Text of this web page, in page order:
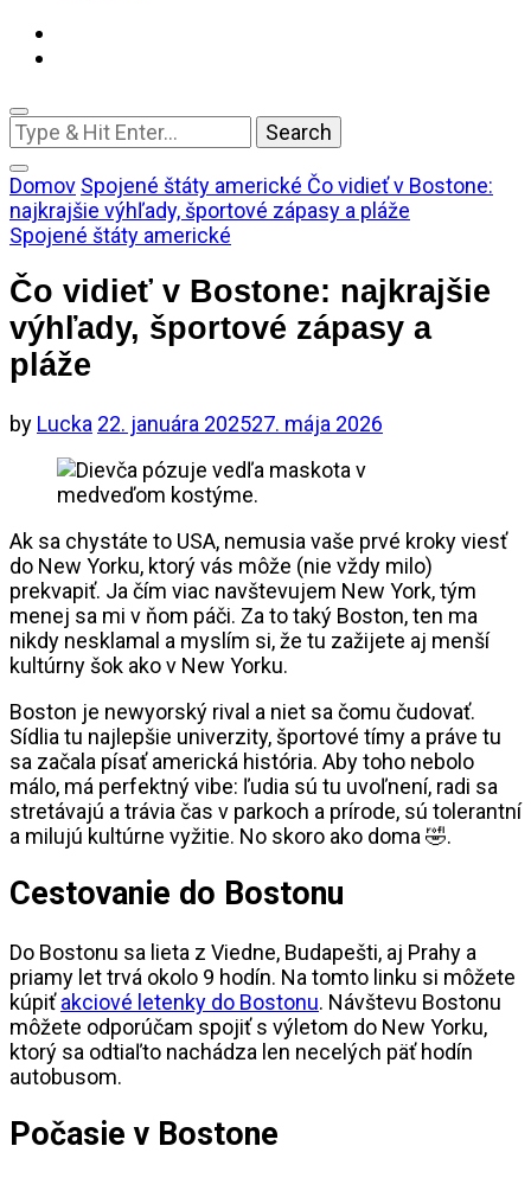
Looking
for
Something?
Domov Spojené štáty americké Čo vidieť v Bostone:
najkrajšie výhľady, športové zápasy a pláže
Spojené štáty americké
Čo vidieť v Bostone: najkrajšie
výhľady, športové zápasy a
pláže
by Lucka 22. januára 202527. mája 2026
Ak sa chystáte to USA, nemusia vaše prvé kroky viesť
do New Yorku, ktorý vás môže (nie vždy milo)
prekvapiť. Ja čím viac navštevujem New York, tým
menej sa mi v ňom páči. Za to taký Boston, ten ma
nikdy nesklamal a myslím si, že tu zažijete aj menší
kultúrny šok ako v New Yorku.
Boston je newyorský rival a niet sa čomu čudovať.
Sídlia tu najlepšie univerzity, športové tímy a práve tu
sa začala písať americká história. Aby toho nebolo
málo, má perfektný vibe: ľudia sú tu uvoľnení, radi sa
stretávajú a trávia čas v parkoch a prírode, sú tolerantní
a milujú kultúrne vyžitie. No skoro ako doma 🤣.
Cestovanie do Bostonu
Do Bostonu sa lieta z Viedne, Budapešti, aj Prahy a
priamy let trvá okolo 9 hodín. Na tomto linku si môžete
kúpiťakciové letenky do Bostonu. Návštevu Bostonu
môžete odporúčam spojiť s výletom do New Yorku,
ktorý sa odtiaľto nachádza len necelých päť hodín
autobusom.
Počasie v Bostone